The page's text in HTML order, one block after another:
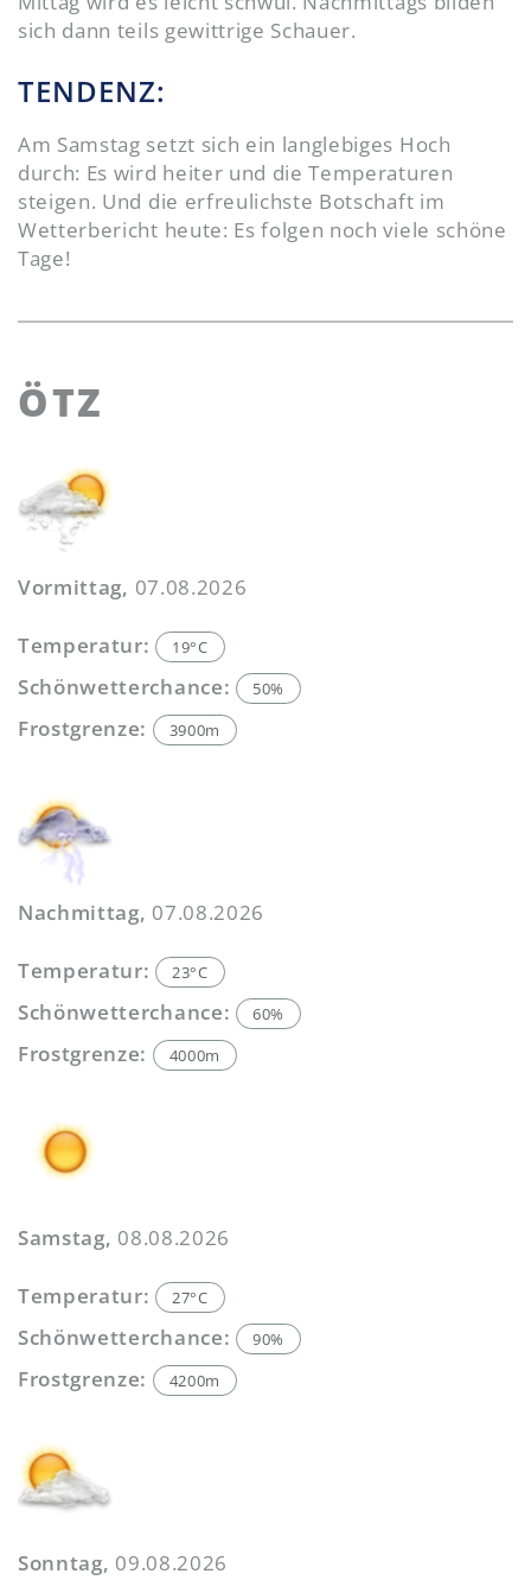
sich dann teils gewittrige Schauer.
TENDENZ:
Am Samstag setzt sich ein langlebiges Hoch
durch: Es wird heiter und die Temperaturen
steigen. Und die erfreulichste Botschaft im
Wetterbericht heute: Es folgen noch viele schöne
Tage!
ÖTZ
Vormittag, 07.08.2026
Temperatur: 19°C
Schönwetterchance: 50%
Frostgrenze: 3900m
Nachmittag, 07.08.2026
Temperatur: 23°C
Schönwetterchance: 60%
Frostgrenze: 4000m
Samstag, 08.08.2026
Temperatur: 27°C
Schönwetterchance: 90%
Frostgrenze: 4200m
Sonntag, 09.08.2026